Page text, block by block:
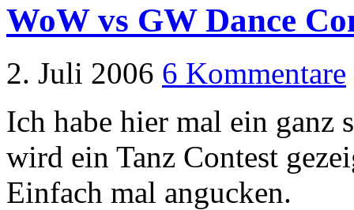
WoW vs GW Dance
2. Juli 2006 6 Kommentare
Ich habe hier mal ein ganz
wird ein Tanz Contest
Einfach mal angucken.